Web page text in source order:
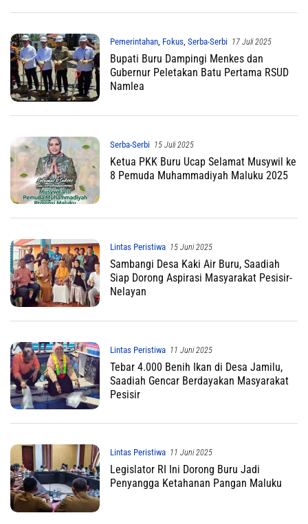
Pemerintahan, Fokus, Serba-Serbi 17 Juli 2025
Bupati Buru Dampingi Menkes dan
Gubernur Peletakan Batu Pertama RSUD
Namlea
Serba-Serbi 15 Juli 2025
Ketua PKK Buru Ucap Selamat Musywil ke
8 Pemuda Muhammadiyah Maluku 2025
Lintas Peristiwa 15 Juni 2025
Sambangi Desa Kaki Air Buru, Saadiah
Siap Dorong Aspirasi Masyarakat Pesisir-
Nelayan
Lintas Peristiwa 11 Juni 2025
Tebar 4.000 Benih Ikan di Desa Jamilu,
Saadiah Gencar Berdayakan Masyarakat
Pesisir
Lintas Peristiwa 11 Juni 2025
Legislator RI Ini Dorong Buru Jadi
Penyangga Ketahanan Pangan Maluku